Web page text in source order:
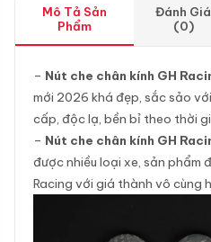
Mô Tả Sản
Phẩm
Đánh Giá
(0)
– Nút che chân kính GH
mới 2026 khá đẹp, sắc sảo
cấp, độc lạ, bền bỉ theo thời
– Nút che chân kính GH
được nhiều loại xe, sản phẩm
Racing với giá thành vô cùng